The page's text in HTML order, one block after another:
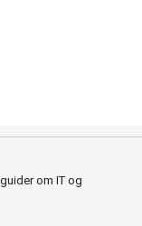
om IT og